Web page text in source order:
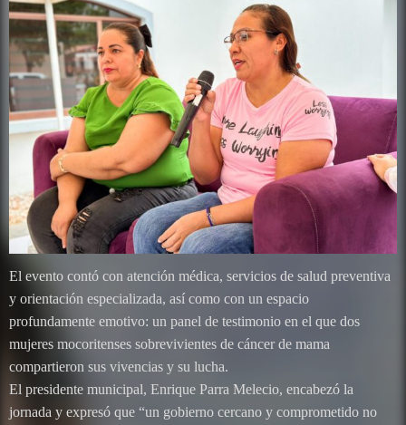
El evento contó con atención médica, servicios de salud preventiva
y orientación especializada, así como con un espacio
profundamente emotivo: un panel de testimonio en el que dos
mujeres mocoritenses sobrevivientes de cáncer de mama
compartieron sus vivencias y su lucha.
El presidente municipal, Enrique Parra Melecio, encabezó la
jornada y expresó que “un gobierno cercano y comprometido no